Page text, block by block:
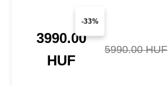
-33%
3990.00
HUF
5990.00 HUF